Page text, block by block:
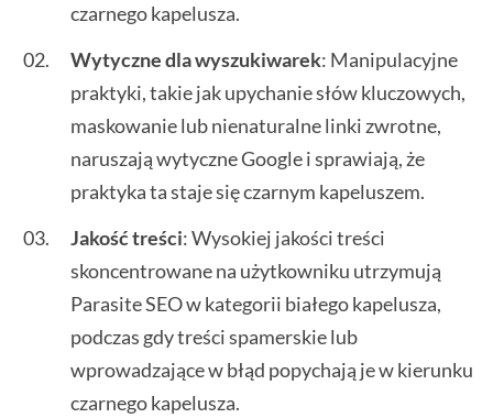
czarnego kapelusza.
Wytyczne dla wyszukiwarek: Manipulacyjne
praktyki, takie jak upychanie słów kluczowych,
maskowanie lub nienaturalne linki zwrotne,
naruszają wytyczne Google i sprawiają, że
praktyka ta staje się czarnym kapeluszem.
Jakość treści: Wysokiej jakości treści
skoncentrowane na użytkowniku utrzymują
Parasite SEO w kategorii białego kapelusza,
podczas gdy treści spamerskie lub
wprowadzające w błąd popychają je w kierunku
czarnego kapelusza.